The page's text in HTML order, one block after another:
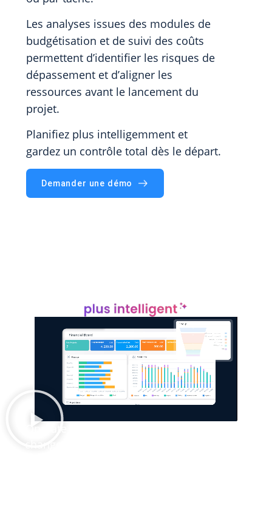
Les analyses issues des modules de
budgétisation et de suivi des coûts
permettent d’identifier les risques de
dépassement et d’aligner les
ressources avant le lancement du
projet.
Planifiez plus intelligemment et
gardez un contrôle total dès le départ.
Demander une démo
Operate simplifie le contrôle financier sans